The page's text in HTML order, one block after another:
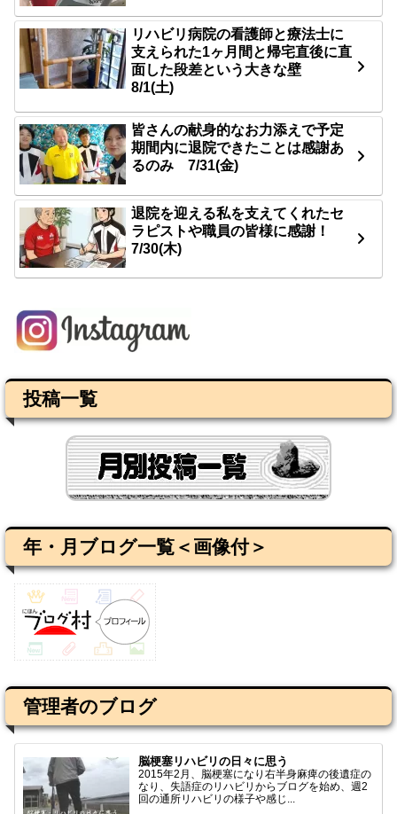
リハビリ病院の看護師と療法士に
支えられた1ヶ月間と帰宅直後に直
面した段差という大きな壁
8/1(土)
皆さんの献身的なお力添えで予定
期間内に退院できたことは感謝あ
るのみ 7/31(金)
退院を迎える私を支えてくれたセ
ラピストや職員の皆様に感謝！
7/30(木)
投稿一覧
年・月ブログ一覧＜画像付＞
管理者のブログ
脳梗塞リハビリの日々に思う
2015年2月、脳梗塞になり右半身麻痺の後遺症の
なり、失語症のリハビリからブログを始め、週2
回の通所リハビリの様子や感じ...